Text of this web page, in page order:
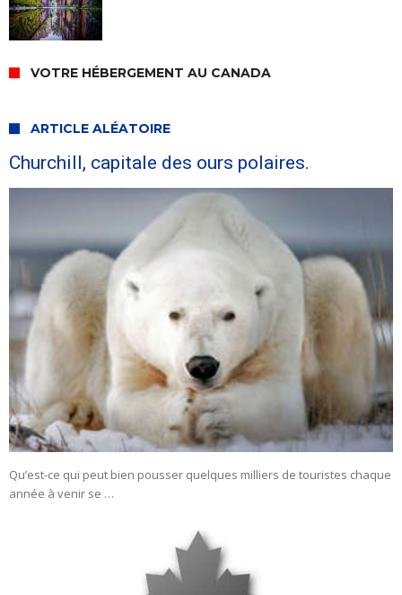
VOTRE HÉBERGEMENT AU CANADA
ARTICLE ALÉATOIRE
Churchill, capitale des ours polaires.
Qu’est-ce qui peut bien pousser quelques milliers de touristes chaque
année à venir se …